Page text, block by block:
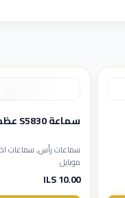
سماعة S5830 عظم
سماعات رأس, سماعات
موبايل
10.00 ILS